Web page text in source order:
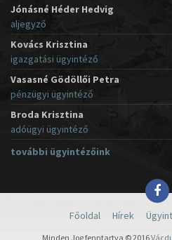
Jónásné Héder Hedvig
aljegyző
Kovács Krisztina
igazgatási ügyintéző
Vasasné Gödöllői Petra
pénzügyi ügyintéző
Broda Krisztina
adóügyi ügyintéző
további ügyintézőink
Főoldal Hírek
Minden Jog fenntartva © 2016